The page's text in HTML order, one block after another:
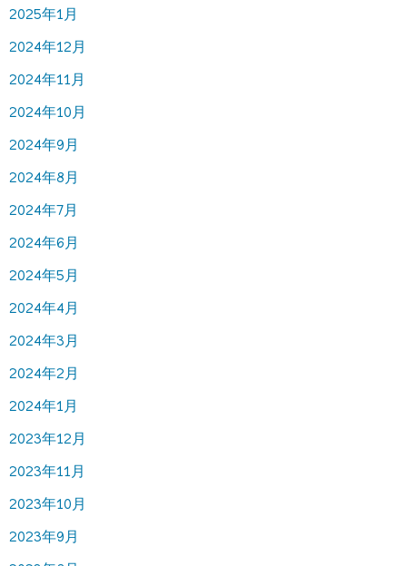
2025年1月
2024年12月
2024年11月
2024年10月
2024年9月
2024年8月
2024年7月
2024年6月
2024年5月
2024年4月
2024年3月
2024年2月
2024年1月
2023年12月
2023年11月
2023年10月
2023年9月